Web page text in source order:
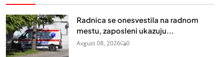
Radnica se onesvestila na radnom
mestu, zaposleni ukazuju...
Avgust 08, 2026 0